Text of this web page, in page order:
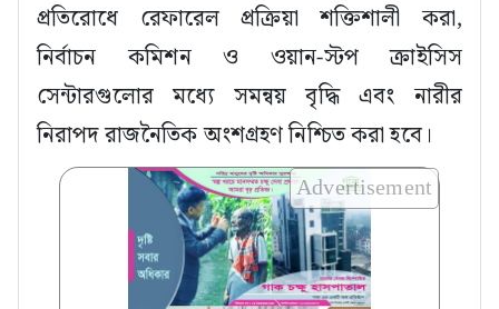
প্রতিরোধে রেফারেল প্রক্রিয়া শক্তিশালী করা,
নির্বাচন কমিশন ও ওয়ান-স্টপ ক্রাইসিস
সেন্টারগুলোর মধ্যে সমন্বয় বৃদ্ধি এবং নারীর
নিরাপদ রাজনৈতিক অংশগ্রহণ নিশ্চিত করা হবে।
Advertisement